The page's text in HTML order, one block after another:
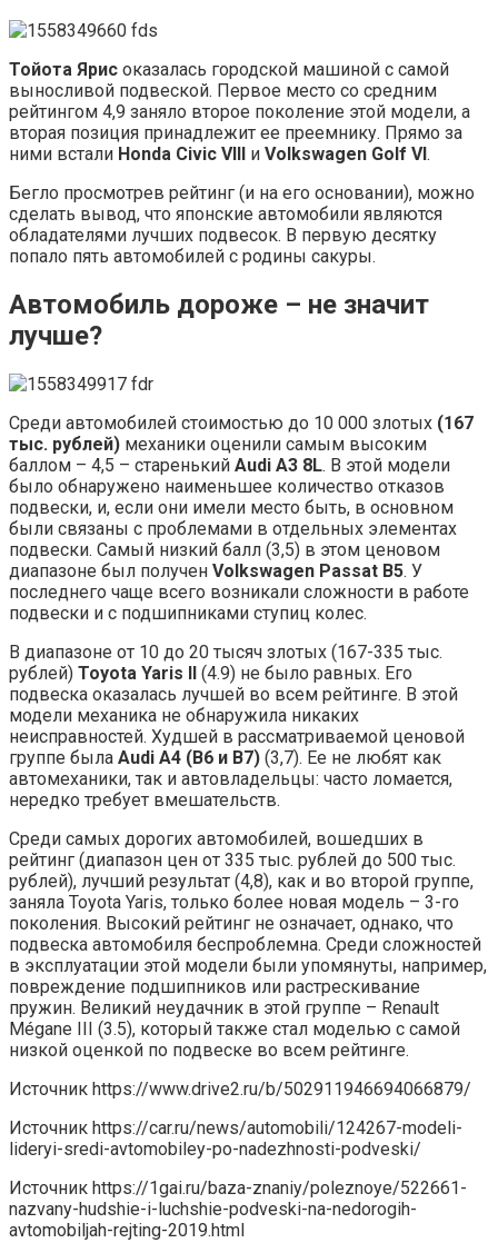
Тойота Ярис оказалась городской машиной с самой
выносливой подвеской. Первое место со средним
рейтингом 4,9 заняло второе поколение этой модели, а
вторая позиция принадлежит ее преемнику. Прямо за
ними встали Honda Civic VIII и Volkswagen Golf VI.
Бегло просмотрев рейтинг (и на его основании), можно
сделать вывод, что японские автомобили являются
обладателями лучших подвесок. В первую десятку
попало пять автомобилей с родины сакуры.
Автомобиль дороже – не значит
лучше?
Среди автомобилей стоимостью до 10 000 злотых (167
тыс. рублей) механики оценили самым высоким
баллом – 4,5 – старенький Audi A3 8L. В этой модели
было обнаружено наименьшее количество отказов
подвески, и, если они имели место быть, в основном
были связаны с проблемами в отдельных элементах
подвески. Самый низкий балл (3,5) в этом ценовом
диапазоне был получен Volkswagen Passat B5. У
последнего чаще всего возникали сложности в работе
подвески и с подшипниками ступиц колес.
В диапазоне от 10 до 20 тысяч злотых (167-335 тыс.
рублей) Toyota Yaris II (4.9) не было равных. Его
подвеска оказалась лучшей во всем рейтинге. В этой
модели механика не обнаружила никаких
неисправностей. Худшей в рассматриваемой ценовой
группе была Audi A4 (B6 и B7) (3,7). Ее не любят как
автомеханики, так и автовладельцы: часто ломается,
нередко требует вмешательств.
Среди самых дорогих автомобилей, вошедших в
рейтинг (диапазон цен от 335 тыс. рублей до 500 тыс.
рублей), лучший результат (4,8), как и во второй группе,
заняла Toyota Yaris, только более новая модель – 3-го
поколения. Высокий рейтинг не означает, однако, что
подвеска автомобиля беспроблемна. Среди сложностей
в эксплуатации этой модели были упомянуты, например,
повреждение подшипников или растрескивание
пружин. Великий неудачник в этой группе – Renault
Mégane III (3.5), который также стал моделью с самой
низкой оценкой по подвеске во всем рейтинге.
Источник https://www.drive2.ru/b/502911946694066879/
Источник https://car.ru/news/automobili/124267-modeli-
lideryi-sredi-avtomobiley-po-nadezhnosti-podveski/
Источник https://1gai.ru/baza-znaniy/poleznoye/522661-
nazvany-hudshie-i-luchshie-podveski-na-nedorogih-
avtomobiljah-rejting-2019.html